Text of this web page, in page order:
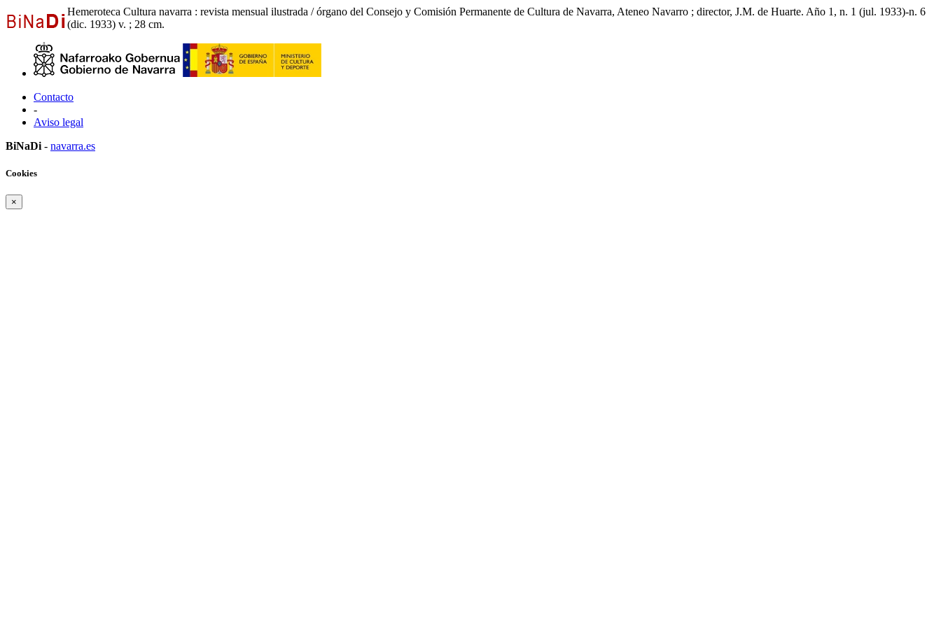
Hemeroteca Cultura navarra : revista mensual ilustrada / órgano del Consejo y Comisión Permanente de Cultura de Navarra, Ateneo Navarro ; director, J.M. de Huarte. Año 1, n. 1 (jul. 1933)-n. 6
(dic. 1933) v. ; 28 cm.
Contacto
-
Aviso legal
BiNaDi - navarra.es
Cookies
×